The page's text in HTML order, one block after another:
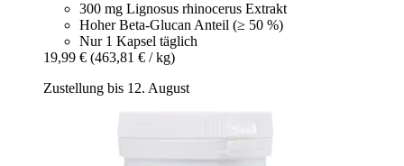
300 mg Lignosus rhinocerus Extrakt
Hoher Beta-Glucan Anteil (≥ 50 %)
Nur 1 Kapsel täglich
19,99 € (463,81 € / kg)
Zustellung bis 12. August